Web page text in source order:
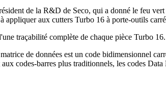
de la R&D de Seco, qui a donné le feu
appliquer aux cutters Turbo 16 à porte-outils
traçabilité complète de chaque pièce Turbo 16.
de données est un code bidimensionnel
codes-barres plus traditionnels, les codes